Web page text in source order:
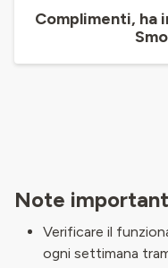
Complimenti, ha
Note
Verificare il
ogni settimana